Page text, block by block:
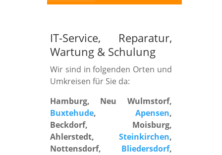
IT-Service, Reparatur,
Wartung &Schulung
Wir sind in folgenden Orten und
Umkreisen für Sie da:
Hamburg, Neu Wulmstorf,
Buxtehude,Apensen,
Beckdorf, Moisburg,
Ahlerstedt,Steinkirchen,
Nottensdorf, Bliedersdorf,